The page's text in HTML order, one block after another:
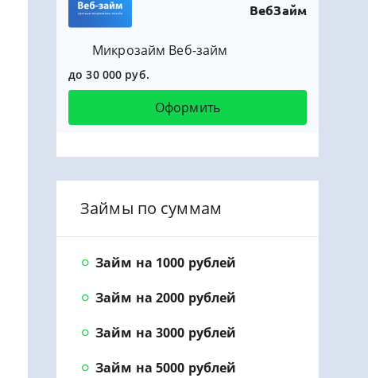
ВебЗайм
Микрозайм Веб-займ
до 30 000 руб.
Оформить
Займы по суммам
Займ на 1000 рублей
Займ на 2000 рублей
Займ на 3000 рублей
Займ на 5000 рублей